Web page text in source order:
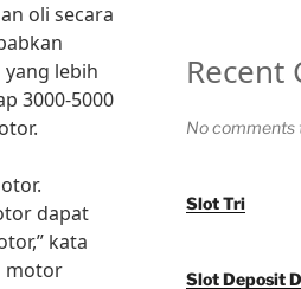
oli secara
lebih
3000-5000
dapat
kata
motor
Recent
No comments
Slot Tri
Slot Deposit